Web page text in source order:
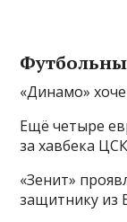
«Динамо»
Ещё четыре
за хавбека
«Зенит»
защитнику из